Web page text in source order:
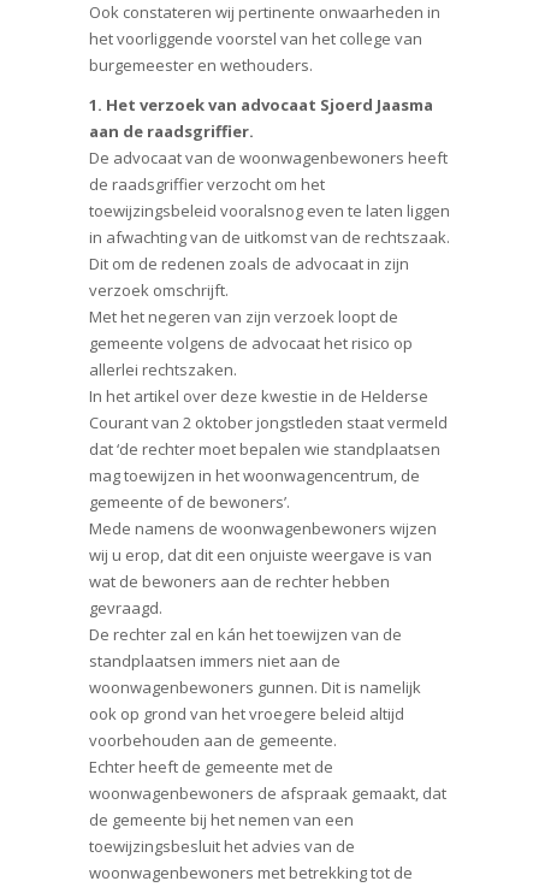
Ook constateren wij pertinente onwaarheden in
het voorliggende voorstel van het college van
burgemeester en wethouders.
1. Het verzoek van advocaat Sjoerd Jaasma
aan de raadsgriffier.
De advocaat van de woonwagenbewoners heeft
de raadsgriffier verzocht om het
toewijzingsbeleid vooralsnog even te laten liggen
in afwachting van de uitkomst van de rechtszaak.
Dit om de redenen zoals de advocaat in zijn
verzoek omschrijft.
Met het negeren van zijn verzoek loopt de
gemeente volgens de advocaat het risico op
allerlei rechtszaken.
In het artikel over deze kwestie in de Helderse
Courant van 2 oktober jongstleden staat vermeld
dat ‘de rechter moet bepalen wie standplaatsen
mag toewijzen in het woonwagencentrum, de
gemeente of de bewoners’.
Mede namens de woonwagenbewoners wijzen
wij u erop, dat dit een onjuiste weergave is van
wat de bewoners aan de rechter hebben
gevraagd.
De rechter zal en kán het toewijzen van de
standplaatsen immers niet aan de
woonwagenbewoners gunnen. Dit is namelijk
ook op grond van het vroegere beleid altijd
voorbehouden aan de gemeente.
Echter heeft de gemeente met de
woonwagenbewoners de afspraak gemaakt, dat
de gemeente bij het nemen van een
toewijzingsbesluit het advies van de
woonwagenbewoners met betrekking tot de